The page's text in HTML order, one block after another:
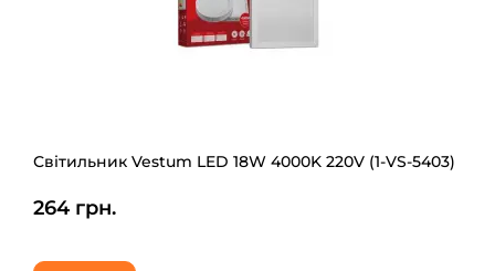
Світильник Vestum LED 18W 4000K 220V (1-VS-5403)
264 грн.